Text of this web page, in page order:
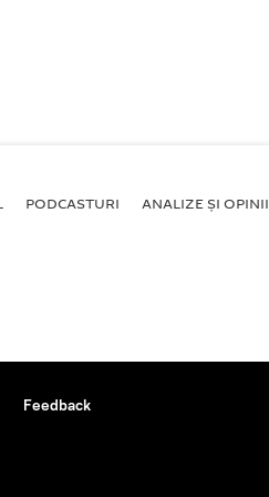
PODCASTURI ANALIZE ȘI OPINII
Feedback